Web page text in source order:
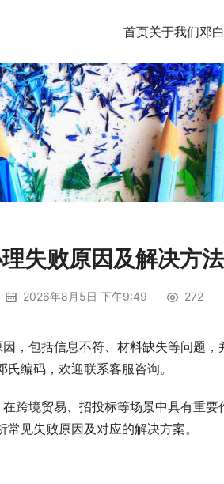
首页关于我们邓
失败原因及解决方法
2026年8月5日 下午9:49 272
，包括信息不符、材料缺失等问题，
编码，欢迎联系客服咨询。
跨境贸易、招投标等场景中具有重要
见失败原因及对应的解决方案。